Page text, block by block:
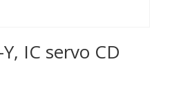
IC servo CD